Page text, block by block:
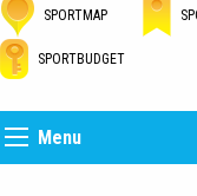
SPORTMAP
SPORTBUDGET
Menu